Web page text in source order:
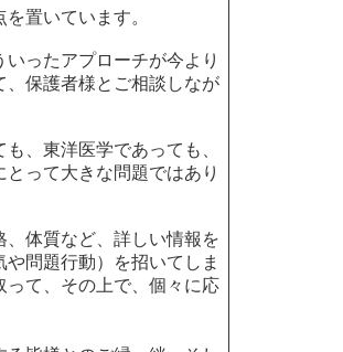
置いています。
ったアプローチが今より
、保護者様とご相談しなが
、東洋医学であっても、
って大きな問題ではあり
、体質など、詳しい情報を
問題行動）を招いてしま
って、その上で、個々に応